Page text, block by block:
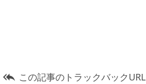
 この記事のトラックバックURL